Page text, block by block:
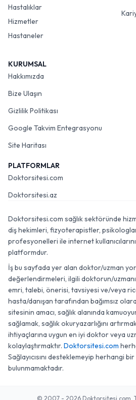
Hastalıklar
Hizmetler
Hastaneler
KURUMSAL
Hakkımızda
Bize Ulaşın
Gizlilik Politikası
Google Takvim Entegrasyonu
Site Haritası
PLATFORMLAR
Doktorsitesi.com
Doktorsitesi.az
Doktorsitesi.com sağlık sektöründe
diş hekimleri, fizyoterapistler,
profesyonelleri ile internet
platformdur.
İş bu sayfada yer alan doktor/uzman
değerlendirmeleri, ilgili doktorun/
emri, talebi, önerisi, tavsiyesi ve/veya
hasta/danışan tarafından bağımsız
sitesinin amacı, sağlık alanında
sağlamak, sağlık okuryazarlığını
ihtiyaçlarına uygun en iyi doktor veya
kolaylaştırmaktır. Doktorsitesi.com
Sağlayıcısını desteklemeyip herhangi
bulunmamaktadır.
© 2007 - 2026 Doktorsitesi.com.